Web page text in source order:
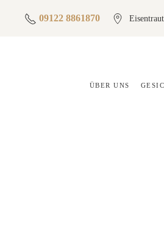
09122 8861870
ÜBER UNS